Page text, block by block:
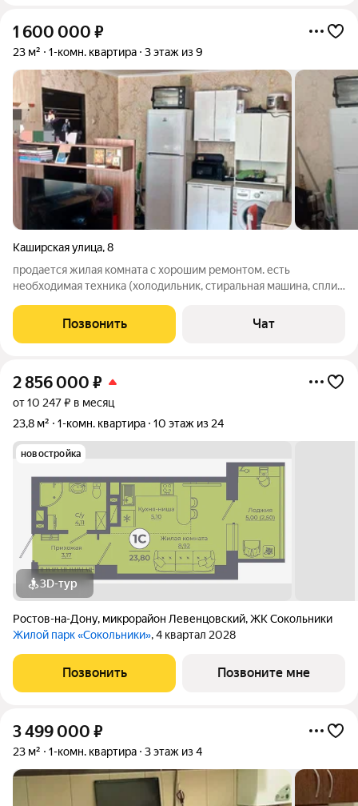
1 600 000 ₽
23 м² 1-комн. квартира 3 этаж из 9
Каширская улица,8
продается жилая комната с хорошим ремонтом. есть
необходимая техника (холодильник, стиральная машина, сплит
вашей секции (все убирается и всегда чисто). соседи хорошие
и отзывчивые. заезжай
Позвонить Чат
2 856 000 ₽
от 10 247 ₽ в месяц
23,8 м²
1-комн. квартира 10 этаж из 24
новостройка
3D-тур
Ростов-на-Дону, микрорайон Левенцовский,ЖК Сокольники
Жилой парк «Сокольники», 4 квартал 2028
Позвонить Позвоните мне
3 499 000 ₽
23 м² 1-комн. квартира 3 этаж из 4